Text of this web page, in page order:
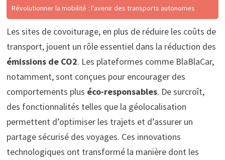
Révolutionner la mobilité : l'avenir des transports autonomes
Les sites de covoiturage, en plus de réduire les coûts de
transport, jouent un rôle essentiel dans la réduction des
émissions de CO2. Les plateformes comme BlaBlaCar,
notamment, sont conçues pour encourager des
comportements plus éco-responsables. De surcroît,
des fonctionnalités telles que la géolocalisation
permettent d’optimiser les trajets et d’assurer un
partage sécurisé des voyages. Ces innovations
technologiques ont transformé la manière dont les